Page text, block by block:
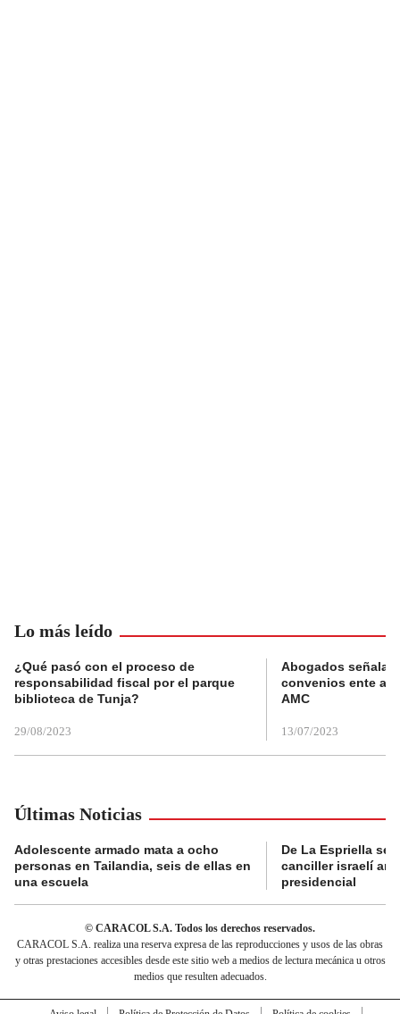
Lo más leído
¿Qué pasó con el proceso de
responsabilidad fiscal por el parque
biblioteca de Tunja?
29/08/2023
Abogados
convenios ente
AMC
13/07/2023
Últimas Noticias
Adolescente armado mata a ocho
personas en Tailandia, seis de ellas en
una escuela
De La Espriella se
canciller israelí
presidencial
© CARACOL S.A. Todos los derechos reservados.
CARACOL S.A. realiza una reserva expresa de las reproducciones y usos de las obras
y otras prestaciones accesibles desde este sitio web a medios de lectura mecánica u otros
medios que resulten adecuados.